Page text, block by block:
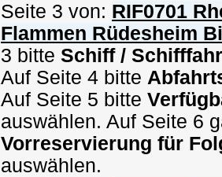
Seite 3 von: RIF0701
Flammen Rüdesheim
3 bitte Schiff /
Auf Seite 4 bitte
Auf Seite 5 bitte
auswählen. Auf Seite 6
Vorreservierung für
auswählen.